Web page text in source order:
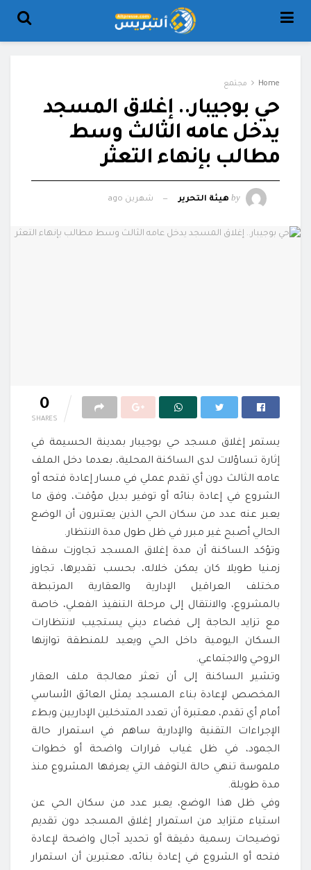
Home مجتمع
حي بوجيبار.. إغلاق المسجد
يدخل عامه الثالث وسط
مطالب بإنهاء التعثر
by هيئة التحرير شهرين ago
0
SHARES
يستمر إغلاق مسجد حي بوجيبار بمدينة الحسيمة في
إثارة تساؤلات لدى الساكنة المحلية، بعدما دخل الملف
عامه الثالث دون أي تقدم عملي في مسار إعادة فتحه أو
الشروع في إعادة بنائه أو توفير بديل مؤقت، وفق ما
يعبر عنه عدد من سكان الحي الذين يعتبرون أن الوضع
الحالي أصبح غير مبرر في ظل طول مدة الانتظار.
وتؤكد الساكنة أن مدة إغلاق المسجد تجاوزت سقفا
زمنيا طويلا كان يمكن خلاله، بحسب تقديرها، تجاوز
مختلف العراقيل الإدارية والعقارية المرتبطة
بالمشروع، والانتقال إلى مرحلة التنفيذ الفعلي، خاصة
مع تزايد الحاجة إلى فضاء ديني يستجيب لانتظارات
السكان اليومية داخل الحي ويعيد للمنطقة توازنها
الروحي والاجتماعي.
وتشير الساكنة إلى أن تعثر معالجة ملف العقار
المخصص لإعادة بناء المسجد يمثل العائق الأساسي
أمام أي تقدم، معتبرة أن تعدد المتدخلين الإداريين وبطء
الإجراءات التقنية والإدارية ساهم في استمرار حالة
الجمود، في ظل غياب قرارات واضحة أو خطوات
ملموسة تنهي حالة التوقف التي يعرفها المشروع منذ
مدة طويلة.
وفي ظل هذا الوضع، يعبر عدد من سكان الحي عن
استياء متزايد من استمرار إغلاق المسجد دون تقديم
توضيحات رسمية دقيقة أو تحديد آجال واضحة لإعادة
فتحه أو الشروع في إعادة بنائه، معتبرين أن استمرار